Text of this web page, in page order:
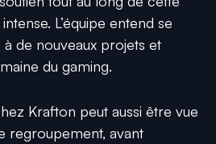
L’équipe entend se
de nouveaux projets et
du gaming.
Krafton peut aussi être vue
regroupement, avant